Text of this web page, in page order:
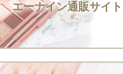
エーナイン通販サイト